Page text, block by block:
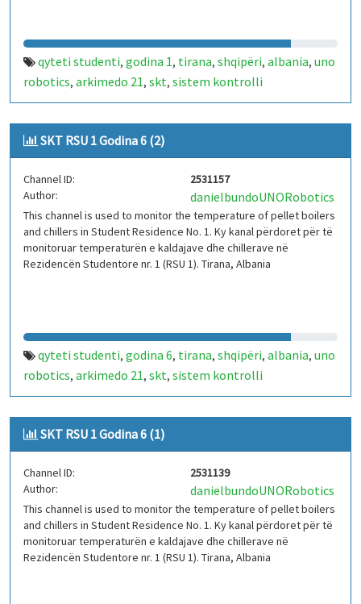
qyteti studenti, godina 1, tirana, shqipëri, albania, uno
robotics, arkimedo 21, skt, sistem kontrolli
temperature,iot,arduino,kaldajë,chiller,rsu 1
SKT RSU 1 Godina 6 (2)
Channel ID:
2531157
Author:
danielbundoUNORobotics
This channel is used to monitor the temperature of pellet boilers
and chillers in Student Residence No. 1. Ky kanal përdoret për të
monitoruar temperaturën e kaldajave dhe chillerave në
Rezidencën Studentore nr. 1 (RSU 1). Tirana, Albania
qyteti studenti, godina 6, tirana, shqipëri, albania, uno
robotics, arkimedo 21, skt, sistem kontrolli
temperature,iot,arduino,kaldajë,chiller,rsu 1
SKT RSU 1 Godina 6 (1)
Channel ID:
2531139
Author:
danielbundoUNORobotics
This channel is used to monitor the temperature of pellet boilers
and chillers in Student Residence No. 1. Ky kanal përdoret për të
monitoruar temperaturën e kaldajave dhe chillerave në
Rezidencën Studentore nr. 1 (RSU 1). Tirana, Albania